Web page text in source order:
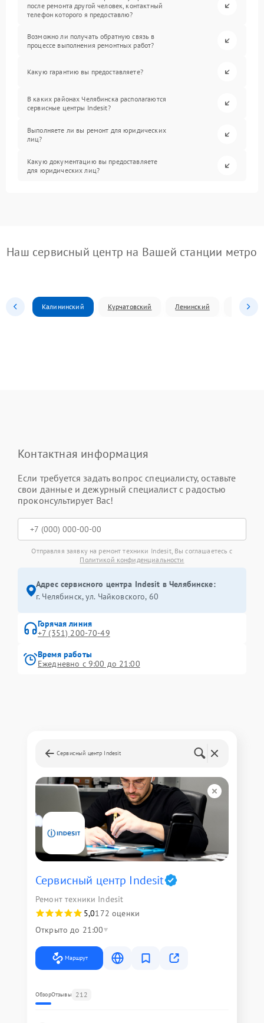
после ремонта другой человек, контактный
телефон которого я предоставлю?
Возможно ли получать обратную связь в
процессе выполнения ремонтных работ?
Какую гарантию вы предоставляете?
В каких районах Челябинска располагаются
сервисные центры Indesit?
Выполняете ли вы ремонт для юридических
лиц?
Какую документацию вы предоставляете
для юридических лиц?
Наш сервисный центр на Вашей станции метро
Калининский Курчатовский Ленинский
Контактная информация
Если требуется задать вопрос специалисту, оставьте
свои данные и дежурный специалист с радостью
проконсультирует Вас!
Отправляя заявку на ремонт техники Indesit, Вы соглашаетесь с
Политикой конфиденциальности
Адрес сервисного центра Indesit в Челябинске:
г. Челябинск, ул. Чайковского, 60
Горячая линия
+7 (351) 200-70-49
Время работы
Ежедневно с 9:00 до 21:00
Сервисный центр Indesit
Сервисный центр Indesit
Ремонт техники Indesit
5,0172 оценки
Открыто до 21:00
Маршрут
ОбзорОтзывы 212